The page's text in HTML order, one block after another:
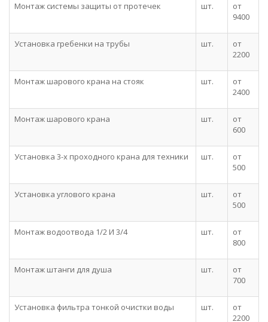
Монтаж системы защиты от протечек шт.
от
9400
Установка гребенки на трубы шт.
от
2200
Монтаж шарового крана на стояк шт.
от
2400
Монтаж шарового крана шт.
от
600
Установка 3-х проходного крана для техники шт.
от
500
Установка углового крана шт.
от
500
Монтаж водоотвода 1/2 И 3/4 шт.
от
800
Монтаж штанги для душа шт.
от
700
Установка фильтра тонкой очистки воды шт.
от
2200